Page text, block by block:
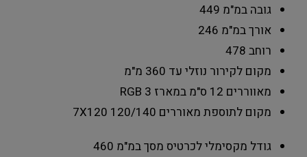
גובה במ"מ 449
אורך במ"מ 246
רוחב 478
מקום לקירור נוזלי עד 360 מ"מ
מאווררים 12 ס"מ במארז
3 RGB
מקום לתוספת מאוררים 120/140
7X120
גודל מקסימלי לכרטיס מסך במ"מ 460